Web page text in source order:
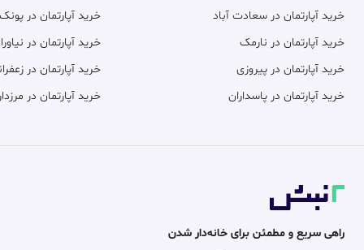
خرید آپارتمان در سعادت آباد
خرید آپارتمان در نارمک
خرید آپارتمان در پیروزی
خرید آپارتمان در پاسداران
خرید آپارتمان در
خرید آپارتمان در
خرید آپارتمان در
خرید آپارتمان در
راهی سریع و مطمئن برای خانه‌دار شدن